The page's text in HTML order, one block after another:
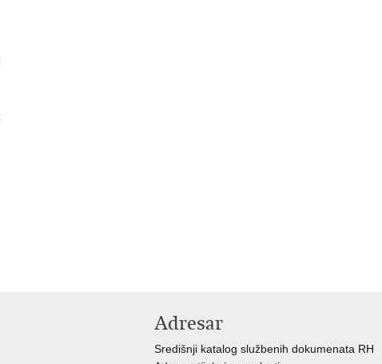
Adresar
Središnji katalog službenih dokumenata RH